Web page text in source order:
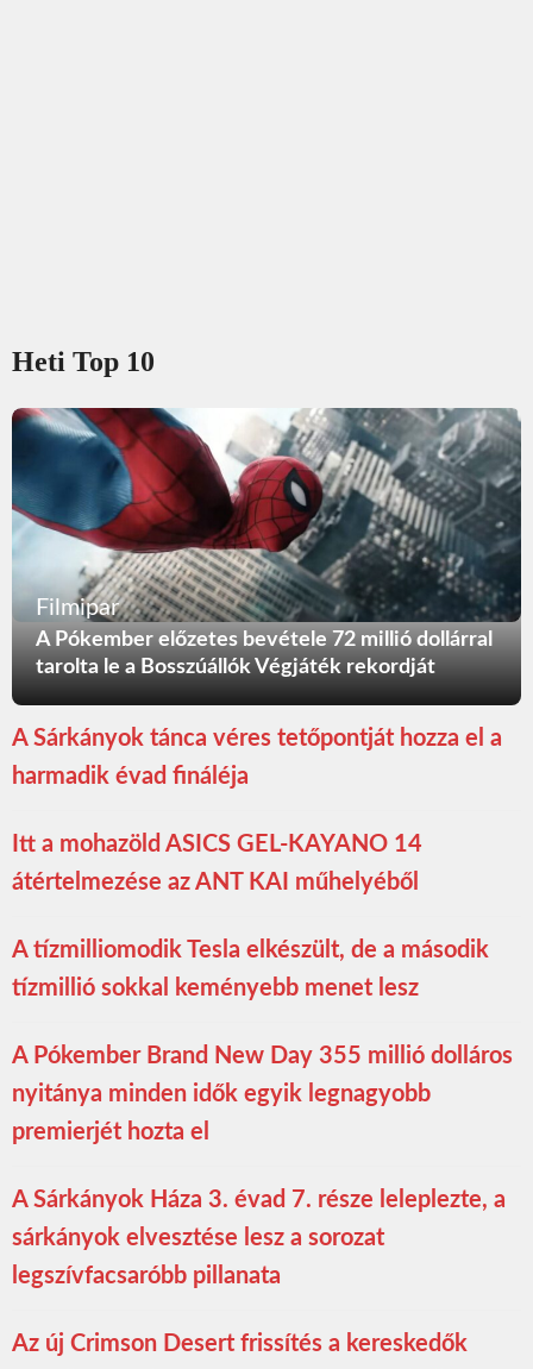
Heti Top 10
Filmipar
A Pókember előzetes bevétele 72 millió dollárral
tarolta le a Bosszúállók Végjáték rekordját
A Sárkányok tánca véres tetőpontját hozza el a
harmadik évad fináléja
Itt a mohazöld ASICS GEL-KAYANO 14
átértelmezése az ANT KAI műhelyéből
A tízmilliomodik Tesla elkészült, de a második
tízmillió sokkal keményebb menet lesz
A Pókember Brand New Day 355 millió dolláros
nyitánya minden idők egyik legnagyobb
premierjét hozta el
A Sárkányok Háza 3. évad 7. része leleplezte, a
sárkányok elvesztése lesz a sorozat
legszívfacsaróbb pillanata
Az új Crimson Desert frissítés a kereskedők